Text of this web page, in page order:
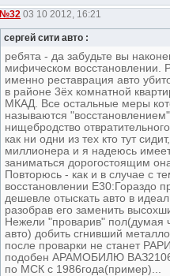
№32 03 10 2012, 16:21
сергей сити авто :
ребята - да забудьте вы
мифическом восстановлении.
именно реставрация авто
в районе 3ёх комнатной
МКАД. Все остальные меры
называются
нищебродство
как ни одни из тех кто тут
миллионера и я надеюсь
заниматься дорогостоящим
Повторюсь - как и в случае с
восстановлении Е30:Гораздо
дешевле отыскать авто в
разобрав его заменить
Нежели "проварив" пол(думая
авто) добить сгнивший
после проварки не станет
подобен АРАМОБИЛЮ ВАЗ2106
по МСК с 1986года(пример)...